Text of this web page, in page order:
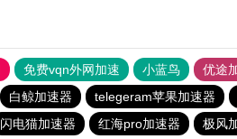
免费vqn外网加速 小蓝鸟 优途
白鲸加速器 telegeram苹果加速器
闪电猫加速器 红海pro加速器 极风